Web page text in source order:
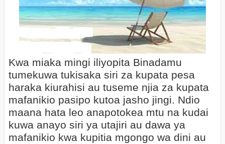
Kwa miaka mingi iliyopita Binadamu
tumekuwa tukisaka siri za kupata pesa
haraka kiurahisi au tuseme njia za kupata
mafanikio pasipo kutoa jasho jingi. Ndio
maana hata leo anapotokea mtu na kudai
kuwa anayo siri ya utajiri au dawa ya
mafanikio kwa kupitia mgongo wa dini au